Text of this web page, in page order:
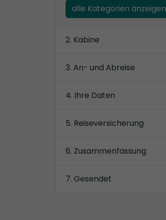
alle Kategorien anzeigen
Kabine
An- und Abreise
Ihre Daten
Reiseversicherung
Zusammenfassung
Gesendet